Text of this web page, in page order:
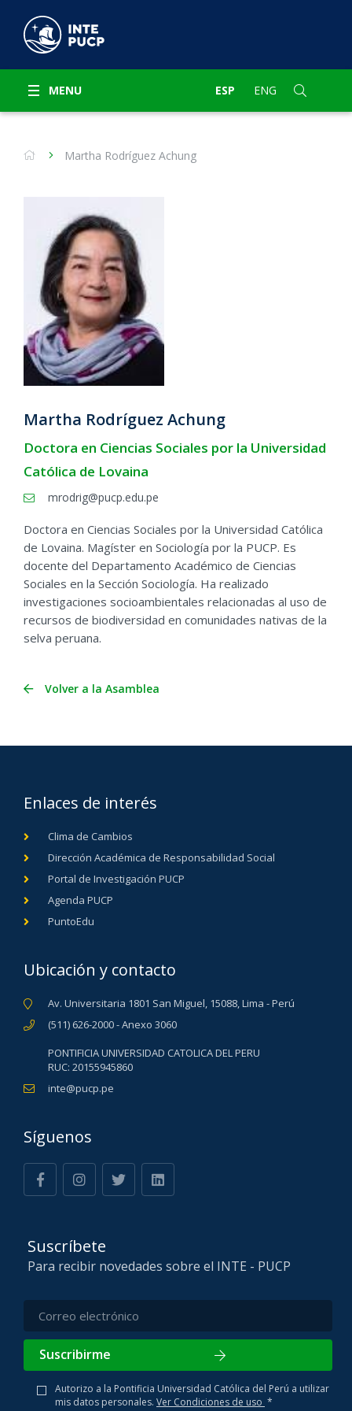
MENU ESP ENG
Martha Rodríguez Achung
Martha Rodríguez Achung
Doctora en Ciencias Sociales por la Universidad
Católica de Lovaina
mrodrig@pucp.edu.pe
Doctora en Ciencias Sociales por la Universidad Católica
de Lovaina. Magíster en Sociología por la PUCP. Es
docente del Departamento Académico de Ciencias
Sociales en la Sección Sociología. Ha realizado
investigaciones socioambientales relacionadas al uso de
recursos de biodiversidad en comunidades nativas de la
selva peruana.
Volver a la Asamblea
Enlaces de interés
Clima de Cambios
Dirección Académica de Responsabilidad Social
Portal de Investigación PUCP
Agenda PUCP
PuntoEdu
Ubicación y contacto
Av. Universitaria 1801 San Miguel, 15088, Lima - Perú
(511) 626-2000 - Anexo 3060
PONTIFICIA UNIVERSIDAD CATOLICA DEL PERU
RUC: 20155945860
inte@pucp.pe
Síguenos
Suscríbete
Para recibir novedades sobre el INTE - PUCP
Suscribirme
Autorizo a la Pontificia Universidad Católica del Perú a utilizar
mis datos personales. Ver Condiciones de uso *